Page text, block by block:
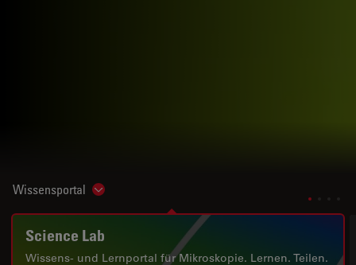
Wissensportal Show subnavigation
Science Lab
Wissens- und Lernportal für Mikroskopie. Lernen. Teilen.